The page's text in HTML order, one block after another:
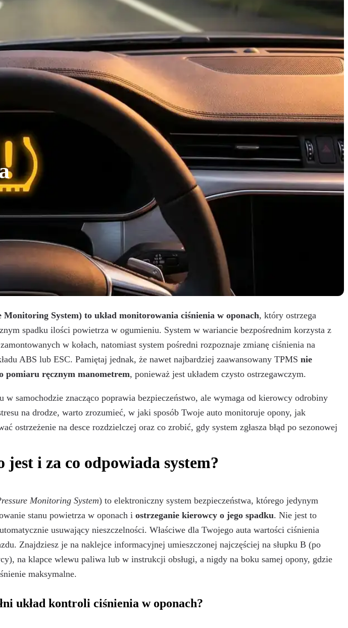
System) to układ monitorowania ciśnienia w oponach, który ostrzega
spadku ilości powietrza w ogumieniu. System w wariancie bezpośrednim korzysta z
w kołach, natomiast system pośredni rozpoznaje zmianę ciśnienia na
ABS lub ESC. Pamiętaj jednak, że nawet najbardziej zaawansowany TPMS nie
pomiaru ręcznym manometrem, ponieważ jest układem czysto ostrzegawczym.
w samochodzie znacząco poprawia bezpieczeństwo, ale wymaga od kierowcy odrobiny
na drodze, warto zrozumieć, w jaki sposób Twoje auto monitoruje opony, jak
ostrzeżenie na desce rozdzielczej oraz co zrobić, gdy system zgłasza błąd po sezonowej
jest i za co odpowiada system?
Monitoring System) to elektroniczny system bezpieczeństwa, którego jedynym
stanu powietrza w oponach i ostrzeganie kierowcy o jego spadku. Nie jest to
usuwający nieszczelności. Właściwe dla Twojego auta wartości ciśnienia
Znajdziesz je na naklejce informacyjnej umieszczonej najczęściej na słupku B (po
na klapce wlewu paliwa lub w instrukcji obsługi, a nigdy na boku samej opony, gdzie
maksymalne.
układ kontroli ciśnienia w oponach?